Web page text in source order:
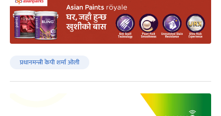
प्रधानमन्त्री केपी शर्मा ओली